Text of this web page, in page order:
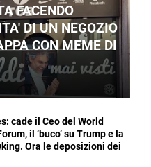
FACENDO
DI UN NEGOZIO
CON MEME DI
cade il Ceo del World
il ‘buco’ su Trump e la
Ora le deposizioni dei